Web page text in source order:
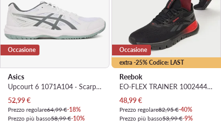
Occasione
Asics
Upcourt 6 1071A104 · Scarpe da palestra
Prezzo attuale
52,99€
Prezzo regolare64,99 €-18%
Prezzo più basso58,99 €-10%
extra -25% Codice: LAST
Occasione
Reebok
EO-FLEX TRAINER 100244444 · Scarpe da palestra
Prezzo attuale
48,99€
Prezzo regolare82,95 €-40%
Prezzo più basso53,99 €-9%